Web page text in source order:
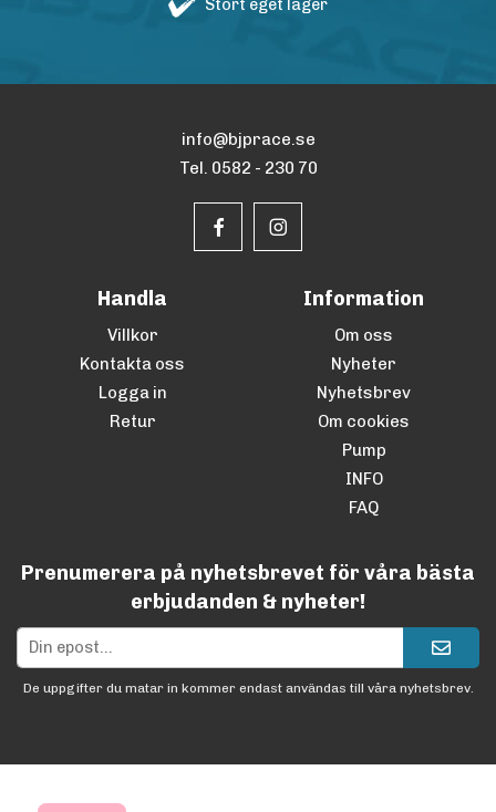
Stort eget lager
info@bjprace.se
Tel. 0582 - 230 70
Handla
Villkor
Kontakta oss
Logga in
Retur
Information
Om oss
Nyheter
Nyhetsbrev
Om cookies
Pump
INFO
FAQ
Prenumerera på nyhetsbrevet för våra bästa
erbjudanden & nyheter!
De uppgifter du matar in kommer endast användas till våra nyhetsbrev.